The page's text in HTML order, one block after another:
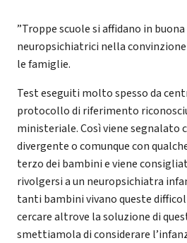
”Troppe scuole si affidano in
neuropsichiatrici nella
le famiglie.
Test eseguiti molto spesso da
protocollo di riferimento
ministeriale. Così viene segnalato
divergente o comunque con
terzo dei bambini e viene
rivolgersi a un neuropsichiatra
tanti bambini vivano queste
cercare altrove la soluzione di
smettiamola di considerare